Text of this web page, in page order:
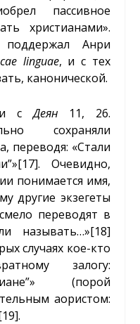
пассивное
христианами».
Анри
linguae, и с тех
канонической.
сДеян 11, 26.
сохраняли
переводя: «Стали
[17]. Очевидно,
понимается имя,
другие экзегеты
переводят в
называть…»[18]
случаях кое-кто
залогу:
(порой
аористом:
.